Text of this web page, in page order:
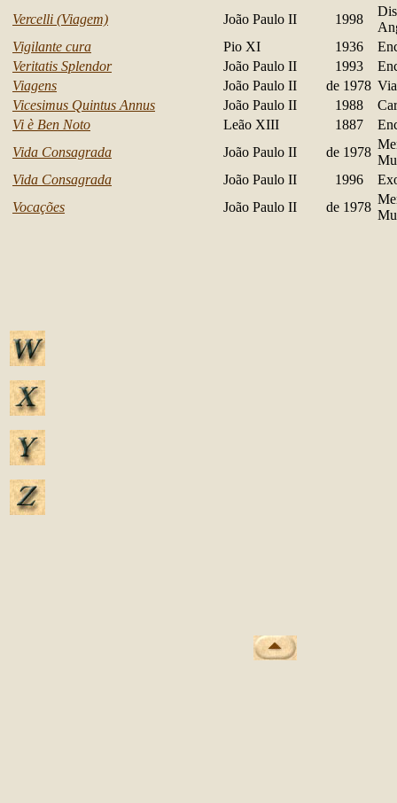
Vercelli (Viagem)
João Paulo II 1998
Vigilante cura
Pio XI 1936
Veritatis Splendor
João Paulo II 1993
Viagens
João Paulo II de 1978
Vicesimus Quintus Annus
João Paulo II 1988
Vi è Ben Noto
Leão XIII 1887
Vida Consagrada
João Paulo II de 1978
Vida Consagrada
João Paulo II 1996
Vocações
João Paulo II de 1978